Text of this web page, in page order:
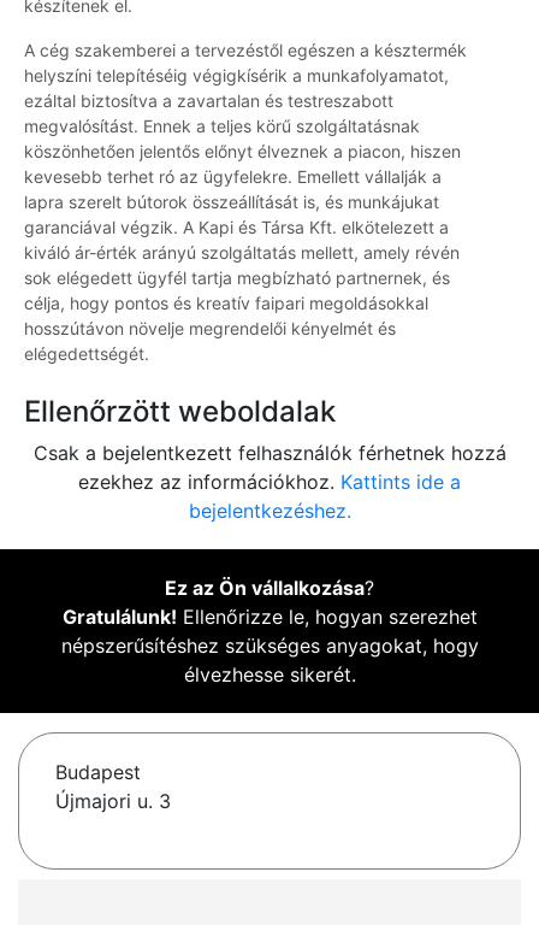
készítenek el.
A cég szakemberei a tervezéstől egészen a késztermék
helyszíni telepítéséig végigkísérik a munkafolyamatot,
ezáltal biztosítva a zavartalan és testreszabott
megvalósítást. Ennek a teljes körű szolgáltatásnak
köszönhetően jelentős előnyt élveznek a piacon, hiszen
kevesebb terhet ró az ügyfelekre. Emellett vállalják a
lapra szerelt bútorok összeállítását is, és munkájukat
garanciával végzik. A Kapi és Társa Kft. elkötelezett a
kiváló ár-érték arányú szolgáltatás mellett, amely révén
sok elégedett ügyfél tartja megbízható partnernek, és
célja, hogy pontos és kreatív faipari megoldásokkal
hosszútávon növelje megrendelői kényelmét és
elégedettségét.
Ellenőrzött weboldalak
Csak a bejelentkezett felhasználók férhetnek hozzá
ezekhez az információkhoz. Kattints ide a
bejelentkezéshez.
Ez az Ön vállalkozása?
Gratulálunk! Ellenőrizze le, hogyan szerezhet
népszerűsítéshez szükséges anyagokat, hogy
élvezhesse sikerét.
Budapest
Újmajori u. 3